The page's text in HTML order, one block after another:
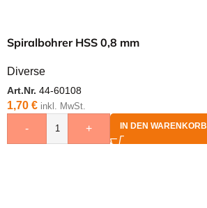
Spiralbohrer HSS 0,8 mm
Diverse
Art.Nr. 44-60108
1,70 € inkl. MwSt.
- + IN DEN WARENKORB